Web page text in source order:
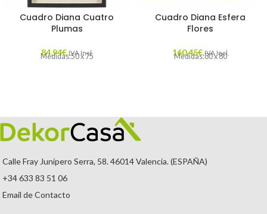
Cuadro Diana Cuatro
Plumas
84,94€ IVA Incl.
Medidas:50 x 75
Cuadro Diana Esfera
Flores
160,45€ IVA Incl.
Medidas:80 x 80
Calle Fray Junípero Serra, 58. 46014 Valencia. (ESPAÑA)
+34 633 83 51 06
Email de Contacto